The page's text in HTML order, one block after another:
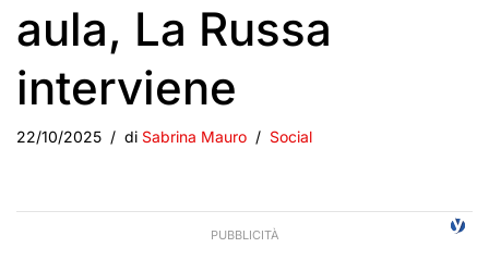
aula, La Russa
interviene
22/10/2025 di Sabrina Mauro Social